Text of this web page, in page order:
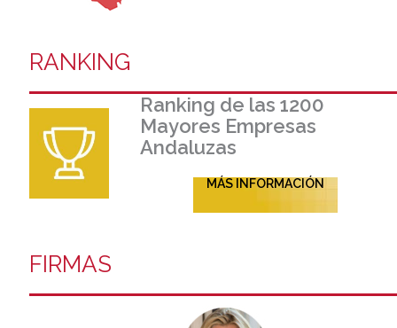
RANKING
Ranking de las 1200
Mayores Empresas
Andaluzas
MÁS INFORMACIÓN
FIRMAS